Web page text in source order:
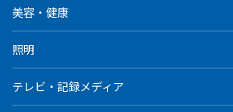
美容・健康
照明
テレビ・記録メディア